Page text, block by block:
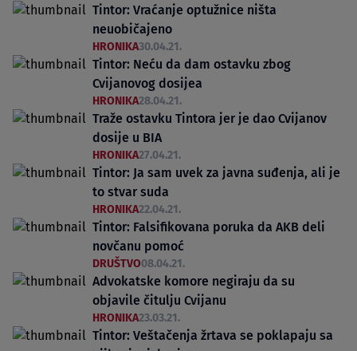
Tintor: Vraćanje optužnice ništa
neuobičajeno
HRONIKA30.04.21.
Tintor: Neću da dam ostavku zbog
Cvijanovog dosijea
HRONIKA28.04.21.
Traže ostavku Tintora jer je dao Cvijanov
dosije u BIA
HRONIKA27.04.21.
Tintor: Ja sam uvek za javna suđenja, ali je
to stvar suda
HRONIKA22.04.21.
Tintor: Falsifikovana poruka da AKB deli
novčanu pomoć
DRUŠTVO08.04.21.
Advokatske komore negiraju da su
objavile čitulju Cvijanu
HRONIKA23.03.21.
Tintor: Veštačenja žrtava se poklapaju sa